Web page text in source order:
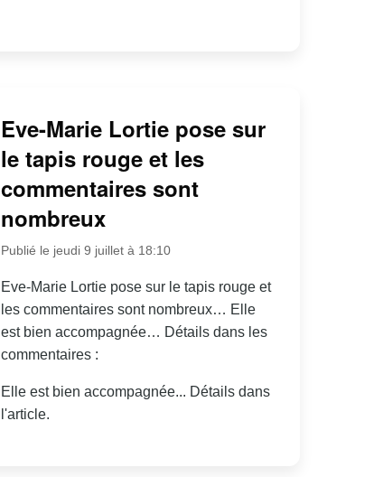
Eve-Marie Lortie pose sur
le tapis rouge et les
commentaires sont
nombreux
Publié le jeudi 9 juillet à 18:10
Eve-Marie Lortie pose sur le tapis rouge et
les commentaires sont nombreux… Elle
est bien accompagnée… Détails dans les
commentaires :
Elle est bien accompagnée... Détails dans
l'article.